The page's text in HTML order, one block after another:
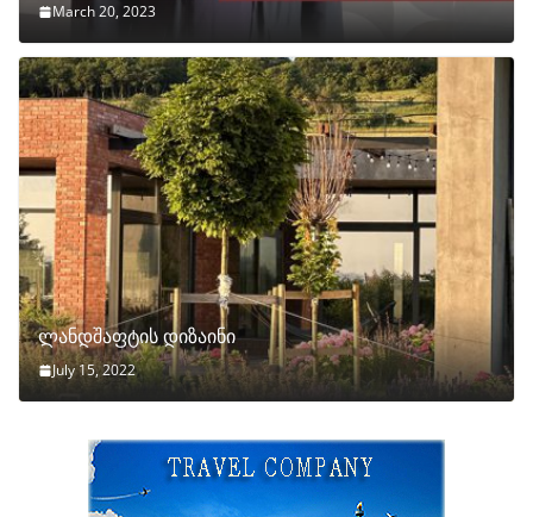
March 20, 2023
ლანდშაფტის დიზაინი
July 15, 2022